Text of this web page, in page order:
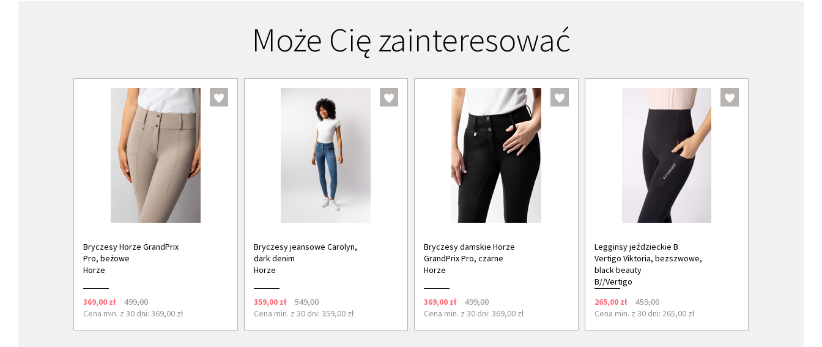
Może Cię zainteresować
Bryczesy Horze GrandPrix
Pro, beżowe
Horze
369,00 zł
499,00
Cena min. z 30 dni: 369,00 zł
Bryczesy jeansowe Carolyn,
dark denim
Horze
359,00 zł
549,00
Cena min. z 30 dni: 359,00 zł
Bryczesy damskie Horze
GrandPrix Pro, czarne
Horze
369,00 zł
499,00
Cena min. z 30 dni: 369,00 zł
Legginsy jeździeckie B
Vertigo Viktoria, bezszwowe,
black beauty
B//Vertigo
265,00 zł
459,00
Cena min. z 30 dni: 265,00 zł